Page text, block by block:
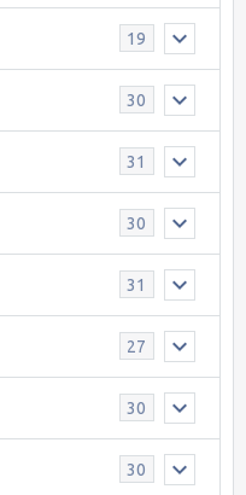
19
30
31
30
31
27
30
30